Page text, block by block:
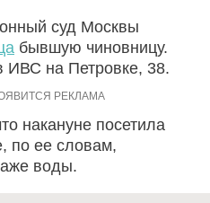
суд Москвы
бывшую чиновницу.
ИВС на Петровке, 38.
накануне посетила
по ее словам,
воды.